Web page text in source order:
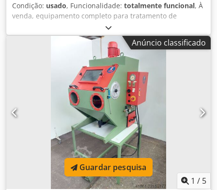
Condição: usado, Funcionalidade: totalmente funcional, À
venda, equipamento completo para tratamento de
brunimento em banho de sal, incluindo grua, sistema de
exaustão e diversos acessórios. O equipamento de
brunimento foi construído internamente e aprovado, mas
não possui a certificação CE. Dimensões da cuba:
Comprimento: 990 mm, Largura: 490 mm, Altura: 680 mm.
Composto por 6 cubas. Dimensões totais: Comprimento:
4,70 m, Largura: 1,40 m, Altura: 0,95 m. Grua e sistema de
exaustão incluídos no preço. + 6 resistências de
aquecimento adicionais. Desmontagem e recolha por
conta do comprador! Djdjzkf E Ropfx Aivekr Visitas
possíveis mediante agendamento.
Anúncio classificado
1 / 5
Guardar pesquisa